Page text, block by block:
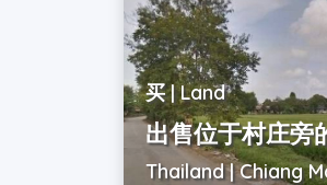
买 | Land
出售位于村庄旁
Thailand | Chiang